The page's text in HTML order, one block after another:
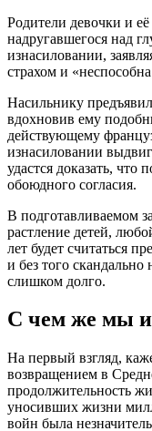
Родители девочки и
надругавшегося над
изнасиловании,
страхом и
Насильнику
вдохновив ему
действующему
изнасиловании
удастся доказать, что
обоюдного согласия.
В подготавливаемом
растление детей,
лет будет считаться
и без того скандально
слишком долго.
С чем же мы
На первый взгляд,
возвращением в
продолжительность
уносивших жизни
войн была